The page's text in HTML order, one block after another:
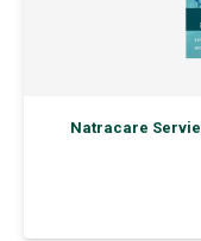
Natracare